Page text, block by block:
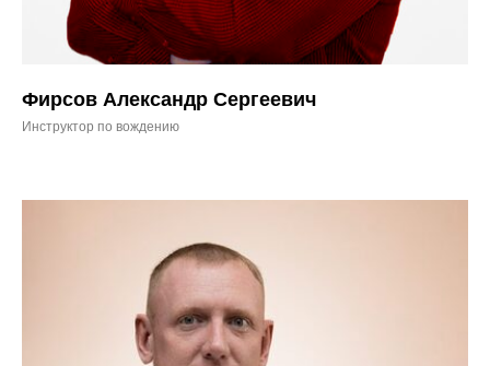
Фирсов Александр Сергеевич
Инструктор по вождению